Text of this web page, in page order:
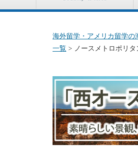
海外留学・アメリカ留学の
一覧 > ノースメトロポリタ